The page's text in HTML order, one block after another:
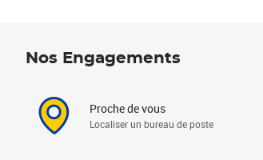
Nos Engagements
Proche de vous
Localiser un bureau de poste